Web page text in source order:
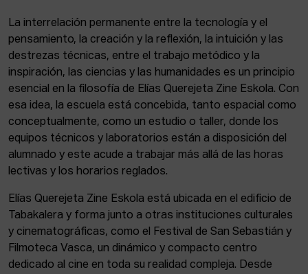
Facebook Equis Instagram
© Elías Querejeta Zine Eskola 2026
Tabakalera · Andre zigarrogileak plaza, 1
20012 Donostia / San Sebastián
T. 0034 943 545 005
E. info@zine-eskola.eus
La interrelación permanente entre la tecnología y el
pensamiento, la creación y la reflexión, la intuición y las
destrezas técnicas, entre el trabajo metódico y la
inspiración, las ciencias y las humanidades es un principio
esencial en la filosofía de Elías Querejeta Zine Eskola. Con
esa idea, la escuela está concebida, tanto espacial como
conceptualmente, como un estudio o taller, donde los
equipos técnicos y laboratorios están a disposición del
alumnado y este acude a trabajar más allá de las horas
lectivas y los horarios reglados.
Elías Querejeta Zine Eskola está ubicada en el edificio de
Tabakalera y forma junto a otras instituciones culturales
y cinematográficas, como el Festival de San Sebastián y
Filmoteca Vasca, un dinámico y compacto centro
dedicado al cine en toda su realidad compleja. Desde